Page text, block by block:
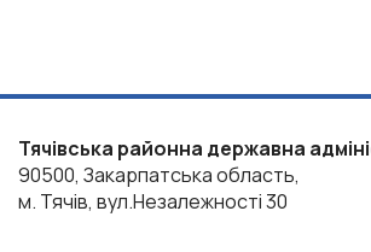
Тячівська районна державна
90500, Закарпатська область,
м. Тячів, вул.Незалежності 30